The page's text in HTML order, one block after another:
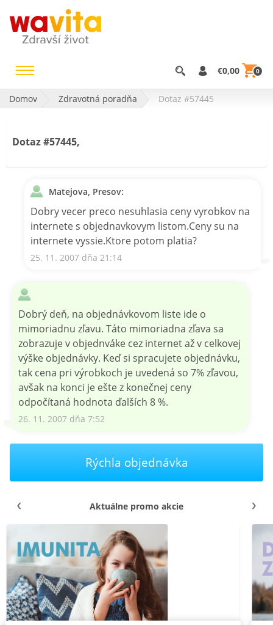
€0,00 0
Domov Zdravotná poradňa Dotaz #57445
Dotaz #57445,
Matejova, Presov:
Dobry vecer preco nesuhlasia ceny vyrobkov na
internete s objednavkovym listom.Ceny su na
internete vyssie.Ktore potom platia?
25. 11. 2007 dňa 21:14
Dobrý deň, na objednávkovom liste ide o
mimoriadnu zľavu. Táto mimoriadna zľava sa
zobrazuje v objednváke cez internet až v celkovej
výške objednávky. Keď si spracujete objednávku,
tak cena pri výrobkoch je uvedená so 7% zľavou,
avšak na konci je ešte z konečnej ceny
odpočítaná hodnota ďalších 8 %.
26. 11. 2007 dňa 7:52
Rýchla objednávka
Aktuálne promo akcie